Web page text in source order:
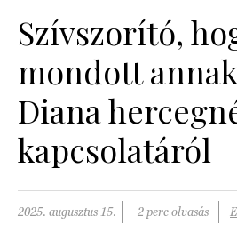
SZÉPSÉG
PSZICHÉ
PÁRKAPCSOLAT
Szívszorító,
mondott
Diana
kapcsolatáról
2025. augusztus 15. 2 perc olvasás